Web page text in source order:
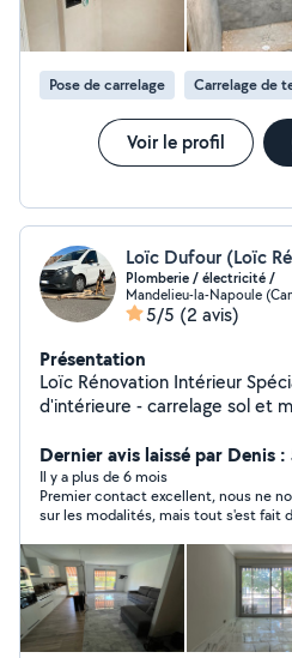
Pose de carrelage Carrelage de
Voir le profil
Loïc Dufour (Loïc
Plomberie / électricité /
Mandelieu-la-Napoule
5/5 (2 avis)
Présentation
Loïc Rénovation Intérieur Spécialisé dans la rénovation
d'intérieure - carrelage sol et murs -électricité (
eau , salle d'eau , salle de bain
doublage des murs ( BA13 ) Garantie décennale + RC
Pro
Dernier avis laissé par Denis
Il y a plus de 6 mois
Premier contact excellent, nous ne
sur les modalités, mais tout s'est fait